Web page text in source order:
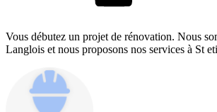
Vous débutez un projet de rénovation. Nous
Langlois et nous proposons nos services à St